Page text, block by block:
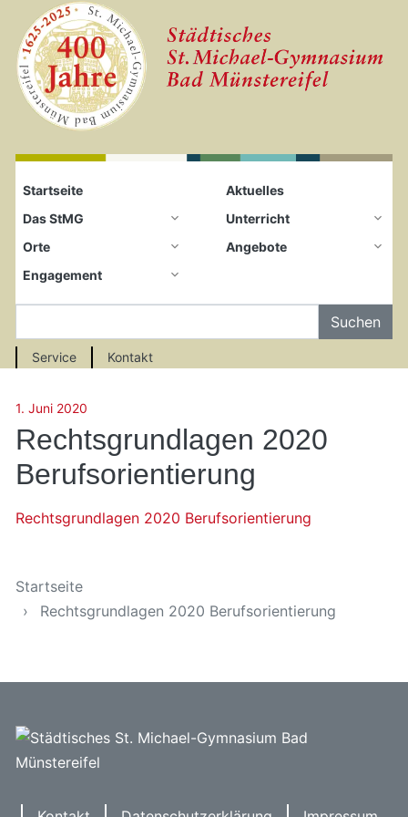
Zum Seiteninhalt springen
Startseite
Startseite
Aktuelles
Das StMG
Unterricht
Orte
Angebote
Engagement
Service Kontakt
1. Juni 2020
Rechtsgrundlagen 2020
Berufsorientierung
Rechtsgrundlagen 2020 Berufsorientierung
Startseite
Rechtsgrundlagen 2020 Berufsorientierung